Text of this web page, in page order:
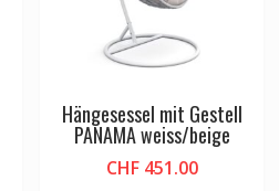
Hängesessel mit Gestell
PANAMA weiss/beige
CHF451.00